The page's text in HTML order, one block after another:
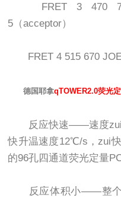
FRET 3 470
5（acceptor）
FRET 4 515 670 JOE
德国耶拿qTOWER2.0荧光
反应快速——速度zui
快升温速度12℃/s，zui
的96孔四通道荧光定量
反应体积小——整个